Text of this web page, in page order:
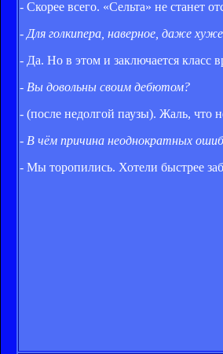
- Скорее всего. «Сельта» не станет
- Для голкипера, наверное, даже
- Да. Но в этом и заключается класс
- Вы довольны своим дебютом?
- (после недолгой паузы). Жаль, что
- В чём причина неоднократных
- Мы торопились. Хотели быстрее